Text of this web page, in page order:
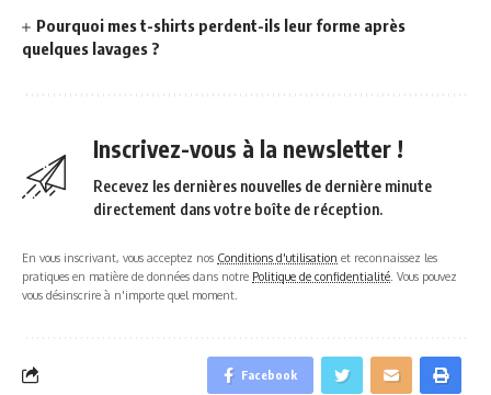
Pourquoi mes t-shirts perdent-ils leur forme après
quelques lavages ?
Inscrivez-vous à la newsletter !
Recevez les dernières nouvelles de dernière minute
directement dans votre boîte de réception.
En vous inscrivant, vous acceptez nos Conditions d'utilisation et reconnaissez les
pratiques en matière de données dans notre Politique de confidentialité . Vous pouvez
vous désinscrire à n'importe quel moment.
Facebook